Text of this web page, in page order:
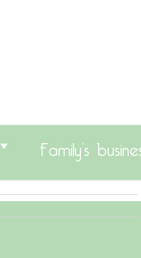
Family’s